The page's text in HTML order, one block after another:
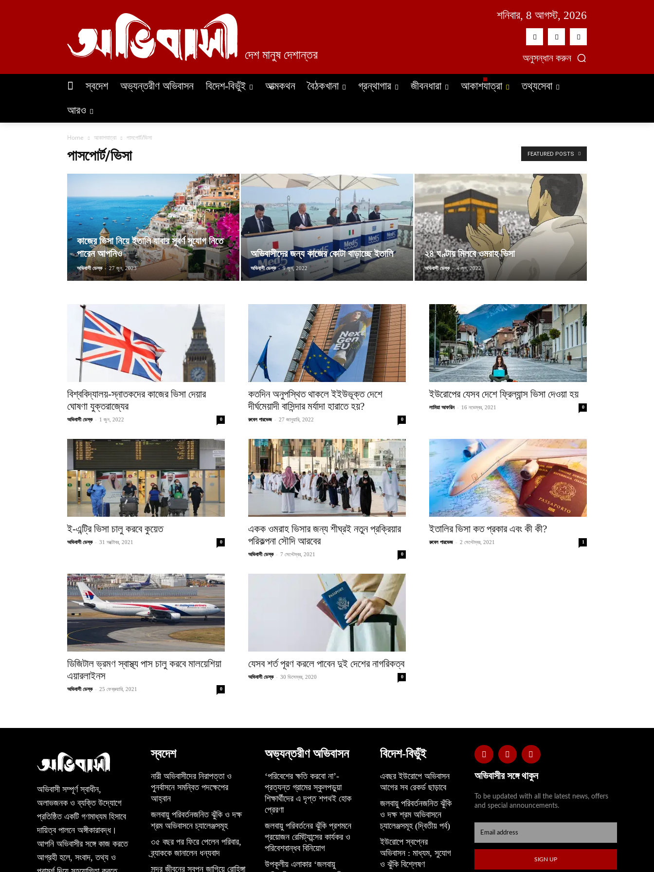
দেশ মানুষ দেশান্তর
শনিবার, 8 আগস্ট, 2026
অনুসন্ধান করুন
স্বদেশ অভ্যন্তরীণ অভিবাসন বিদেশ-বিভুঁই আত্মকথন বৈঠকখানা গ্রন্থাগার জীবনধারা আকাশযাত্রা
তথ্যসেবা
আরও
Home আকাশযাত্রা পাসপোর্ট/ভিসা
পাসপোর্ট/ভিসা FEATURED POSTS
কাজের ভিসা নিয়ে ইতালি যাবার সুবর্ণ সুযোগ নিতে
পারেন আপনিও
অভিবাসী ডেস্ক - 27 জুন, 2023
অভিবাসীদের জন্য কাজের কোটা বাড়াচ্ছে ইতালি
অভিবাসী ডেস্ক - 9 জুন, 2022
২৪ ঘণ্টায় মিলবে ওমরাহ ভিসা
অভিবাসী ডেস্ক - 4 জুন, 2022
বিশ্ববিদ্যালয়-স্নাতকদের কাজের ভিসা দেয়ার
ঘোষণা যুক্তরাজ্যের
অভিবাসী ডেস্ক - 1 জুন, 2022 0
কতদিন অনুপস্থিত থাকলে ইইউভূক্ত দেশে
দীর্ঘমেয়াদী বাসিন্দার মর্যাদা হারাতে হয়?
রুবেল পারভেজ - 27 জানুয়ারি, 2022 0
ইউরোপের যেসব দেশে ফ্রিল্যান্স ভিসা দেওয়া হয়
লামিয়া আফরিন - 16 নভেম্বর, 2021 0
ই-এন্ট্রি ভিসা চালু করবে কুয়েত
অভিবাসী ডেস্ক - 31 অক্টোবর, 2021 0
একক ওমরাহ ভিসার জন্য শীঘ্রই নতুন প্রক্রিয়ার
পরিকল্পনা সৌদি আরবের
অভিবাসী ডেস্ক - 7 সেপ্টেম্বর, 2021 0
ইতালির ভিসা কত প্রকার এবং কী কী?
রুবেল পারভেজ - 2 সেপ্টেম্বর, 2021 1
ডিজিটাল ভ্রমণ স্বাস্থ্য পাস চালু করবে মালয়েশিয়া
এয়ারলাইনস
অভিবাসী ডেস্ক - 25 ফেব্রুয়ারি, 2021 0
যেসব শর্ত পূরণ করলে পাবেন দুই দেশের নাগরিকত্ব
অভিবাসী ডেস্ক - 30 ডিসেম্বর, 2020 0
অভিবাসী সম্পূর্ণ স্বাধীন,
অলাভজনক ও ব্যক্তি উদ্যোগে
প্রতিষ্ঠিত একটি গণমাধ্যম হিসাবে
দায়িত্ব পালনে অঙ্গীকারাবদ্ধ।
আপনি অভিবাসীর সঙ্গে কাজ করতে
আগ্রহী হলে, সংবাদ, তথ্য ও
স্বদেশ
নারী অভিবাসীদের নিরাপত্তা ও
পুনর্বাসনে সমন্বিত পদক্ষেপের
আহ্বান
জলবায়ু পরিবর্তনজনিত ঝুঁকি ও দক্ষ
শ্রম অভিবাসনে চ্যালেঞ্জসমূহ
৩৫ বছর পর ফিরে পেলেন পরিবার,
ব্র্যাককে জানালেন ধন্যবাদ
সুন্দর জীবনের স্বপ্ন জাগিয়ে রোহিঙ্গা
অভ্যন্তরীণ অভিবাসন
‘পরিবেশের ক্ষতি করবো না’-
প্রত্যন্ত গ্রামের স্কুলপড়ুয়া
শিক্ষার্থীদের এ দৃপ্ত শপথই হোক
প্রেরণা
জলবায়ু পরিবর্তনের ঝুঁকি প্রশমনে
প্রয়োজন রেমিট্যান্সের কার্যকর ও
পরিবেশবান্ধব বিনিয়োগ
উপকূলীয় এলাকার ‘জলবায়ু
বিদেশ-বিভুঁই
এবছর ইউরোপে অভিবাসন
আগের সব রেকর্ড ছাড়াবে
জলবায়ু পরিবর্তনজনিত ঝুঁকি
ও দক্ষ শ্রম অভিবাসনে
চ্যালেঞ্জসমূহ (দ্বিতীয় পর্ব)
ইউরোপে স্বপ্নের
অভিবাসন : মাধ্যম, সুযোগ
ও ঝুঁকি বিশ্লেষণ
অভিবাসীর সঙ্গে থাকুন
To be updated with all the latest news, offers
and special announcements.
SIGN UP